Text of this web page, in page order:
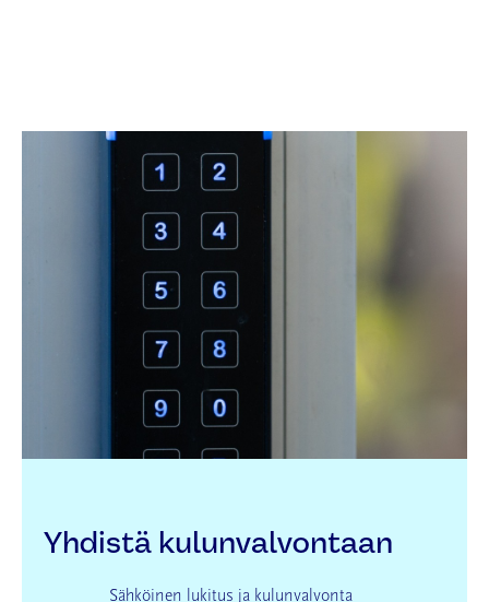
Yhdistä kulunvalvontaan
Sähköinen lukitus ja kulunvalvonta